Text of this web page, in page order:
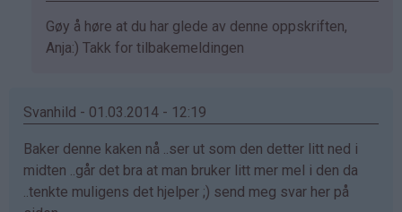
Som
svar
Anja
(ikke
bekreftet)
Gøy å høre at du har glede av denne oppskriften,
Anja:) Takk for tilbakemeldingen
Svanhild - 01.03.2014 - 12:19
Baker denne kaken nå ..ser ut som den detter litt ned i
midten ..går det bra at man bruker litt mer mel i den da
..tenkte muligens det hjelper ;) send meg svar her på